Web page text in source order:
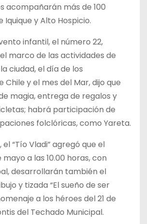
acompañarán más de 100
Iquique y Alto Hospicio.
infantil, el número 22,
marco de las actividades de
ciudad, el día de los
Chile y el mes del Mar, dijo que
magia, entrega de regalos y
habrá participación de
folclóricas, como Yareta.
“Tío Vladi” agregó que el
a las 10.00 horas, con
desarrollarán también el
y tizada “El sueño de ser
a los héroes del 21 de
del Techado Municipal.